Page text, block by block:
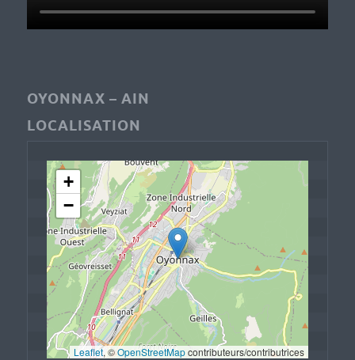
OYONNAX – AIN
LOCALISATION
+
−
Leaflet, © OpenStreetMap contributeurs/contributrices